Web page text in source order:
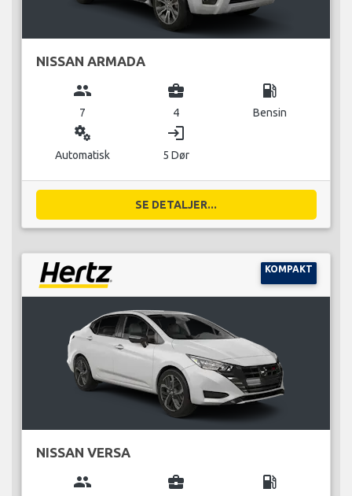
NISSAN ARMADA
group
7
business_center
4
local_gas_station
Bensin
miscellaneous_services
Automatisk
login
5 Dør
SE DETALJER...
KOMPAKT
NISSAN VERSA
group business_center local_gas_station